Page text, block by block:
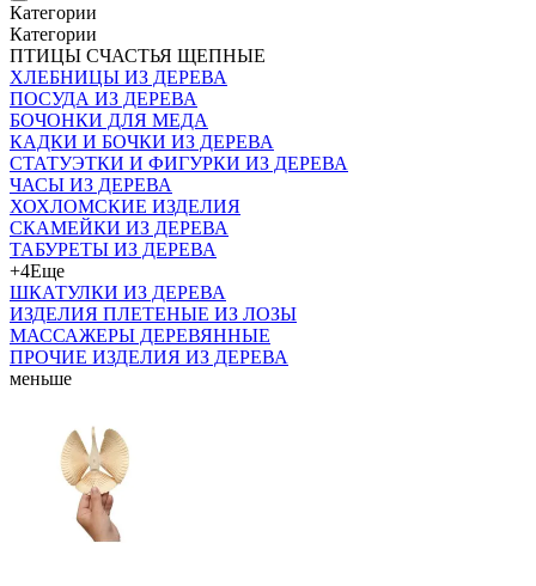
Категории
Категории
ПТИЦЫ СЧАСТЬЯ ЩЕПНЫЕ
ХЛЕБНИЦЫ ИЗ ДЕРЕВА
ПОСУДА ИЗ ДЕРЕВА
БОЧОНКИ ДЛЯ МЕДА
КАДКИ И БОЧКИ ИЗ ДЕРЕВА
СТАТУЭТКИ И ФИГУРКИ ИЗ ДЕРЕВА
ЧАСЫ ИЗ ДЕРЕВА
ХОХЛОМСКИЕ ИЗДЕЛИЯ
СКАМЕЙКИ ИЗ ДЕРЕВА
ТАБУРЕТЫ ИЗ ДЕРЕВА
+4Еще
ШКАТУЛКИ ИЗ ДЕРЕВА
ИЗДЕЛИЯ ПЛЕТЕНЫЕ ИЗ ЛОЗЫ
МАССАЖЕРЫ ДЕРЕВЯННЫЕ
ПРОЧИЕ ИЗДЕЛИЯ ИЗ ДЕРЕВА
меньше